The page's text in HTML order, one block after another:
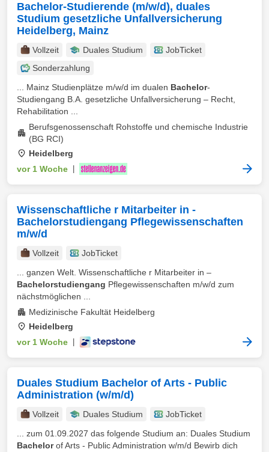
Bachelor-Studierende (m/w/d), duales
Studium gesetzliche Unfallversicherung
Heidelberg, Mainz
Vollzeit Duales Studium
JobTicket
Sonderzahlung
... Mainz Studienplätze m/w/d im dualen Bachelor-
Studiengang B.A. gesetzliche Unfallversicherung – Recht,
Rehabilitation ...
Berufsgenossenschaft Rohstoffe und chemische Industrie
(BG RCI)
Heidelberg
vor 1 Woche
Wissenschaftliche r Mitarbeiter in -
Bachelorstudiengang Pflegewissenschaften
m/w/d
Vollzeit
JobTicket
... ganzen Welt. Wissenschaftliche r Mitarbeiter in –
Bachelorstudiengang Pflegewissenschaften m/w/d zum
nächstmöglichen ...
Medizinische Fakultät Heidelberg
Heidelberg
vor 1 Woche
Duales Studium Bachelor of Arts - Public
Administration (w/m/d)
Vollzeit Duales Studium
JobTicket
... zum 01.09.2027 das folgende Studium an: Duales Studium
Bachelorof Arts - Public Administration w/m/d Bewirb dich